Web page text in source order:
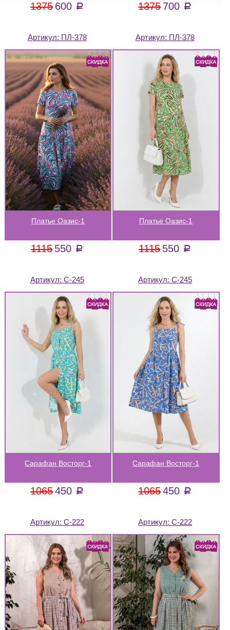
1375 600 a 1375 700 a
Артикул: ПЛ-378
Платье Оазис-1
1115 550 a
Артикул: ПЛ-378
Платье Оазис-1
1115 550 a
Артикул: С-245
Сарафан Восторг-1
1065450 a
Артикул: С-245
Сарафан Восторг-1
1065450 a
Артикул: С-222 Артикул: С-222